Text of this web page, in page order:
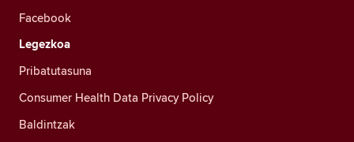
Facebook
Legezkoa
Pribatutasuna
Consumer Health Data Privacy Policy
Baldintzak